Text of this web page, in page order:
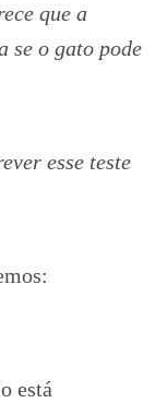
que a
se o gato pode
esse teste
está